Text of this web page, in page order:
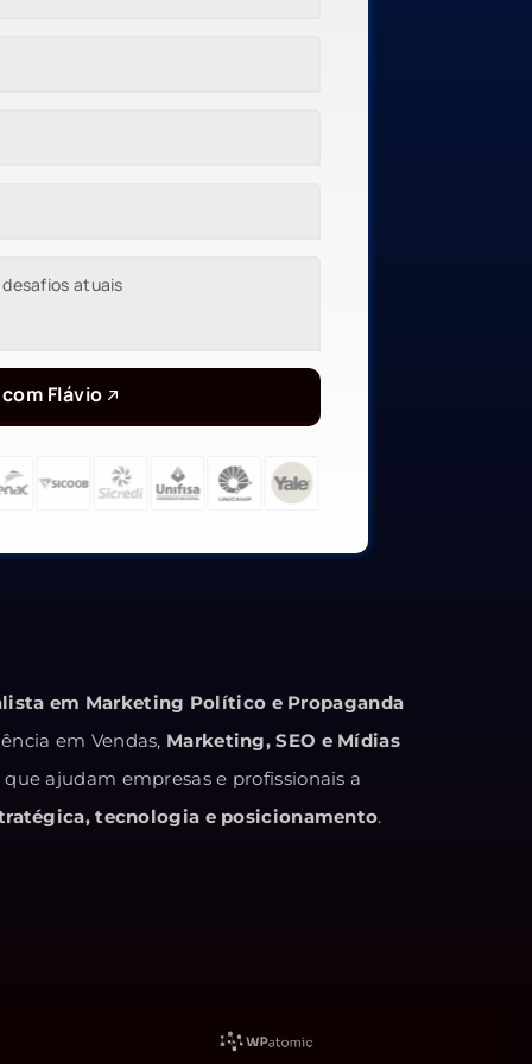
Flávio
em Marketing Político e Propaganda
em Vendas, Marketing, SEO e Mídias
ajudam empresas e profissionais a
tecnologia e posicionamento.